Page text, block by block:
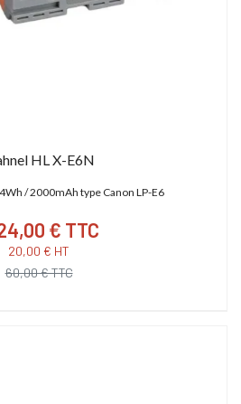
HL X-E6N
/ 2000mAh type Canon LP-E6
€ TTC
20,00 € HT
60,00 € TTC